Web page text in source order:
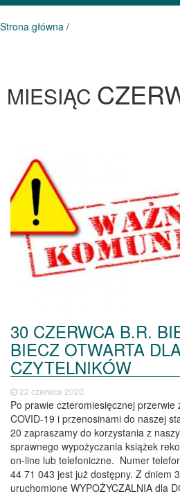
Strona główna /
MIESIĄC
30 CZERWCA B.R.
BIECZ OTWARTA
CZYTELNIKÓW
22 czerwca 2020
Po prawie czteromiesięcznej
COVID-19 i przenosinami do naszej
20 zapraszamy do korzystania z
sprawnego wypożyczania książek
on-line lub telefoniczne. Numer
44 71 043 jest już dostępny. Z dniem
uruchomione WYPOŻYCZALNIA dla